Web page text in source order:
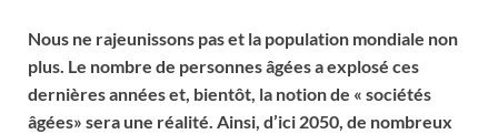
Nous ne rajeunissons pas et la population mondiale non
plus. Le nombre de personnes âgées a explosé ces
dernières années et, bientôt, la notion de « sociétés
âgées» sera une réalité. Ainsi, d’ici 2050, de nombreux